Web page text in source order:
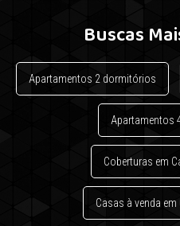
Buscas
Apartamentos 2 dormitórios
Apartamentos
Coberturas em
Casas à venda